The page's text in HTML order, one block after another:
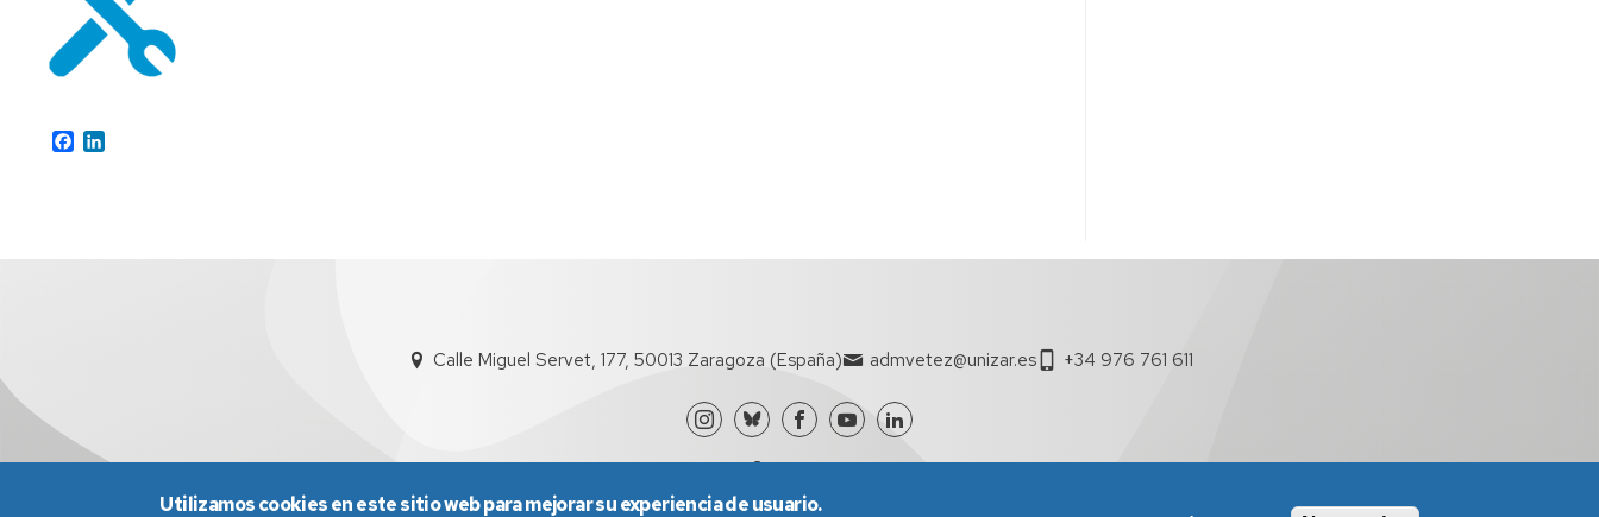
Facebook
Calle Miguel Servet, 177, 50013 Zaragoza (España) admvetez@unizar.es +34 976 761 611
Utilizamos cookies en este sitio web para mejorar su experiencia de usuario.